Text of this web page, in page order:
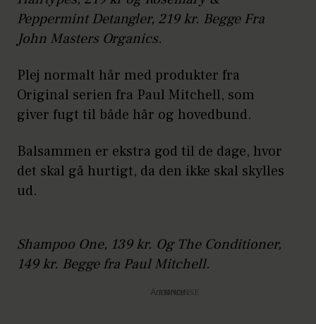
Peppermint Detangler, 219 kr. Begge Fra
John Masters Organics.
Plej normalt hår med produkter fra
Original serien fra Paul Mitchell, som
giver fugt til både hår og hovedbund.
Balsammen er ekstra god til de dage, hvor
det skal gå hurtigt, da den ikke skal skylles
ud.
Shampoo One, 139 kr. Og The Conditioner,
149 kr. Begge fra Paul Mitchell.
Annonce